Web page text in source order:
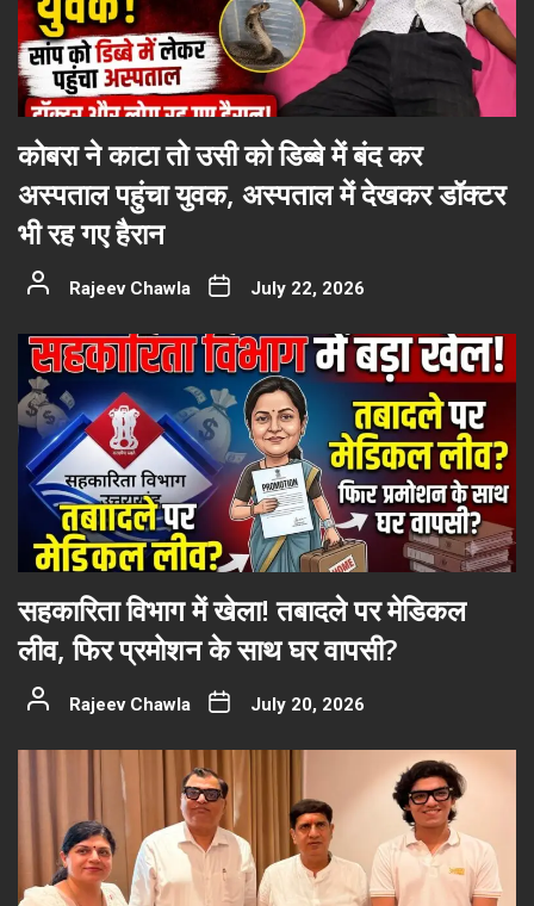
कोबरा ने काटा तो उसी को डिब्बे में बंद कर
अस्पताल पहुंचा युवक, अस्पताल में देखकर डॉक्टर
भी रह गए हैरान
Rajeev Chawla July 22, 2026
सहकारिता विभाग में खेला! तबादले पर मेडिकल
लीव, फिर प्रमोशन के साथ घर वापसी?
Rajeev Chawla July 20, 2026